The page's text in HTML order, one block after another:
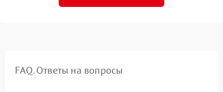
FAQ. Ответы на вопросы